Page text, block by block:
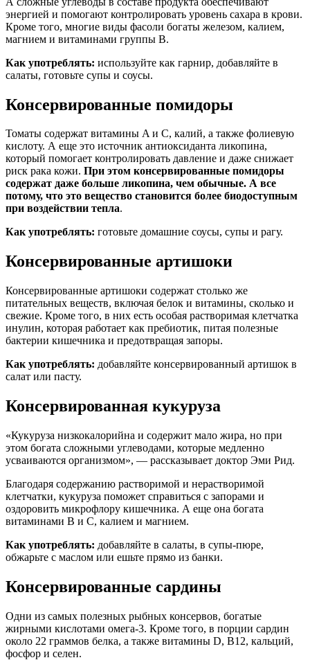
энергией и помогают контролировать уровень сахара в крови.
Кроме того, многие виды фасоли богаты железом, калием,
магнием и витаминами группы B.
Как употреблять: используйте как гарнир, добавляйте в
салаты, готовьте супы и соусы.
Консервированные помидоры
Томаты содержат витамины A и C, калий, а также фолиевую
кислоту. А еще это источник антиоксиданта ликопина,
который помогает контролировать давление и даже снижает
риск рака кожи. При этом консервированные помидоры
содержат даже больше ликопина, чем обычные. А все
потому, что это вещество становится более биодоступным
при воздействии тепла.
Как употреблять: готовьте домашние соусы, супы и рагу.
Консервированные артишоки
Консервированные артишоки содержат столько же
питательных веществ, включая белок и витамины, сколько и
свежие. Кроме того, в них есть особая растворимая клетчатка
инулин, которая работает как пребиотик, питая полезные
бактерии кишечника и предотвращая запоры.
Как употреблять: добавляйте консервированный артишок в
салат или пасту.
Консервированная кукуруза
«Кукуруза низкокалорийна и содержит мало жира, но при
этом богата сложными углеводами, которые медленно
усваиваются организмом», — рассказывает доктор Эми Рид.
Благодаря содержанию растворимой и нерастворимой
клетчатки, кукуруза поможет справиться с запорами и
оздоровить микрофлору кишечника. А еще она богата
витаминами В и С, калием и магнием.
Как употреблять: добавляйте в салаты, в супы-пюре,
обжарьте с маслом или ешьте прямо из банки.
Консервированные сардины
Одни из самых полезных рыбных консервов, богатые
жирными кислотами омега-3. Кроме того, в порции сардин
около 22 граммов белка, а также витамины D, B12, кальций,
фосфор и селен.